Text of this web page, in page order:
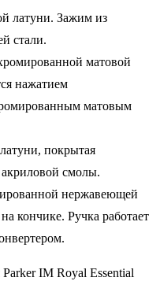
латуни. Зажим из
стали.
матовой
нажатием
матовым
покрытая
смолы.
нержавеющей
кончике. Ручка работает
Parker IM Royal Essential